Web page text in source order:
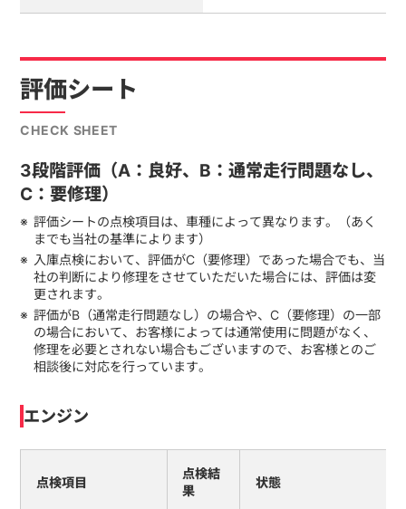
評価シート
CHECK SHEET
3段階評価（A：良好、B：通常走行問題なし、
C：要修理）
評価シートの点検項目は、車種によって異なります。（あく
までも当社の基準によります）
入庫点検において、評価がC（要修理）であった場合でも、当
社の判断により修理をさせていただいた場合には、評価は変
更されます。
評価がB（通常走行問題なし）の場合や、C（要修理）の一部
の場合において、お客様によっては通常使用に問題がなく、
修理を必要とされない場合もございますので、お客様とのご
相談後に対応を行っています。
エンジン
点検項目
点検結
果
状態